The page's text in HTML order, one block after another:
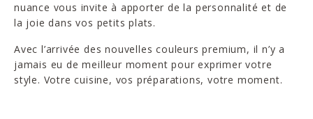
nuance vous invite à apporter de la personnalité et de
la joie dans vos petits plats.
Avec l’arrivée des nouvelles couleurs premium, il n’y a
jamais eu de meilleur moment pour exprimer votre
style. Votre cuisine, vos préparations, votre moment.